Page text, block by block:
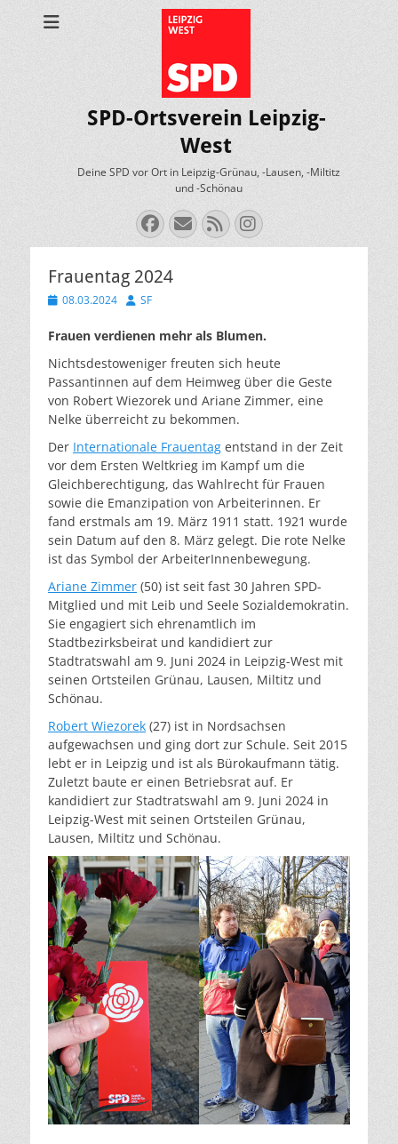
SPD-Ortsverein Leipzig-
West
Deine SPD vor Ort in Leipzig-Grünau, -Lausen, -Miltitz
und -Schönau
Facebook
E-
Mail
FeedInstagram
Frauentag 2024
Veröffentlicht
08.03.2024 Autor
SF
Frauen verdienen mehr als Blumen.
Nichtsdestoweniger freuten sich heute
Passantinnen auf dem Heimweg über die Geste
von Robert Wiezorek und Ariane Zimmer, eine
Nelke überreicht zu bekommen.
Der Internationale Frauentag entstand in der Zeit
vor dem Ersten Weltkrieg im Kampf um die
Gleichberechtigung, das Wahlrecht für Frauen
sowie die Emanzipation von Arbeiterinnen. Er
fand erstmals am 19. März 1911 statt. 1921 wurde
sein Datum auf den 8. März gelegt. Die rote Nelke
ist das Symbol der ArbeiterInnenbewegung.
Ariane Zimmer (50) ist seit fast 30 Jahren SPD-
Mitglied und mit Leib und Seele Sozialdemokratin.
Sie engagiert sich ehrenamtlich im
Stadtbezirksbeirat und kandidiert zur
Stadtratswahl am 9. Juni 2024 in Leipzig-West mit
seinen Ortsteilen Grünau, Lausen, Miltitz und
Schönau.
Robert Wiezorek (27) ist in Nordsachsen
aufgewachsen und ging dort zur Schule. Seit 2015
lebt er in Leipzig und ist als Bürokaufmann tätig.
Zuletzt baute er einen Betriebsrat auf. Er
kandidiert zur Stadtratswahl am 9. Juni 2024 in
Leipzig-West mit seinen Ortsteilen Grünau,
Lausen, Miltitz und Schönau.